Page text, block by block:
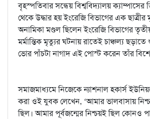
বৃহস্পতিবার সন্ধেয় বিশ্ববিদ্যালয়
থেকে উদ্ধার হয় ইংরেজি বিভাগের এক
অনামিকা মণ্ডল ছিলেন ইংরেজি বিভাগের
মর্মান্তিক মৃত্যুর ঘটনায় রাতেই চাঞ্চল্য
ভোর পাঁচটা নাগাদ এই পোস্ট করেন তাঁর
সমাজমাধ্যমে নিজেকে ন্যাশনাল হকার্স
করা ওই যুবক লেখেন, ‘আমার ভালবাসায়
ছিল। আমার পূর্বজন্মের নিশ্চয়ই ছিল কোনও